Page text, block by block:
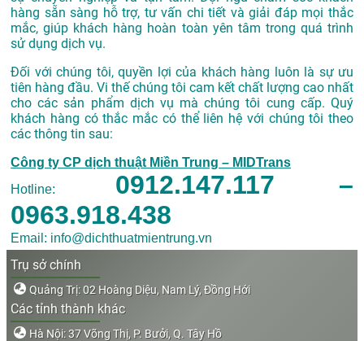
hàng sẵn sàng hỗ trợ, tư vấn chi tiết và giải đáp mọi thắc
mắc, giúp khách hàng hoàn toàn yên tâm trong quá trình
sử dụng dịch vụ.
Đối với chúng tôi, quyền lợi của khách hàng luôn là sự ưu
tiên hàng đầu. Vi thế chúng tôi cam kết chất lượng cao nhất
cho các sản phẩm dịch vụ mà chúng tôi cung cấp. Quý
khách hàng có thắc mắc có thể liên hệ với chúng tôi theo
các thông tin sau:
Công ty CP dịch thuật Miền Trung – MIDTrans
Hotline: 0912.147.117 –
0963.918.438
Email: info@dichthuatmientrung.vn
Trụ sở chính
Quảng Trị: 02 Hoàng Diệu, Nam Lý, Đồng Hới
Các tỉnh thành khác
Hà Nội: 37 Võng Thị, P. Bưởi, Q. Tây Hồ